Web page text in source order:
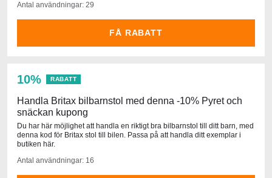
Antal användningar: 29
FÅ RABATT
10% RABATT
Handla Britax bilbarnstol med denna -10% Pyret och
snäckan kupong
Du har här möjlighet att handla en riktigt bra bilbarnstol till ditt barn, med
denna kod för Britax stol till bilen. Passa på att handla ditt exemplar i
butiken här.
Antal användningar: 16